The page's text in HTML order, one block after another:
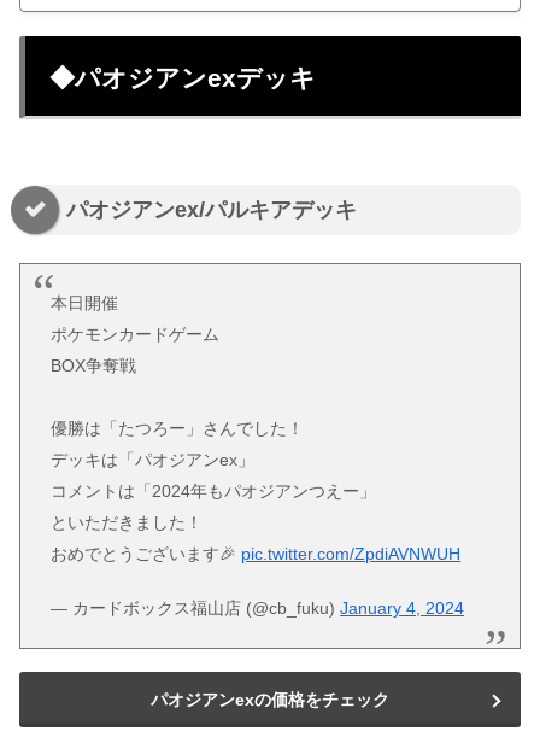
◆パオジアンexデッキ
パオジアンex/パルキアデッキ
本日開催
ポケモンカードゲーム
BOX争奪戦
優勝は「たつろー」さんでした！
デッキは「パオジアンex」
コメントは「2024年もパオジアンつえー」
といただきました！
おめでとうございます🎉 pic.twitter.com/ZpdiAVNWUH
— カードボックス福山店 (@cb_fuku)January 4, 2024
パオジアンexの価格をチェック